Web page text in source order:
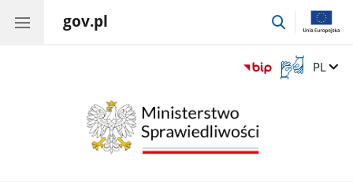
gov.pl
przejdź
Otwórz
okno
Zmień
PL